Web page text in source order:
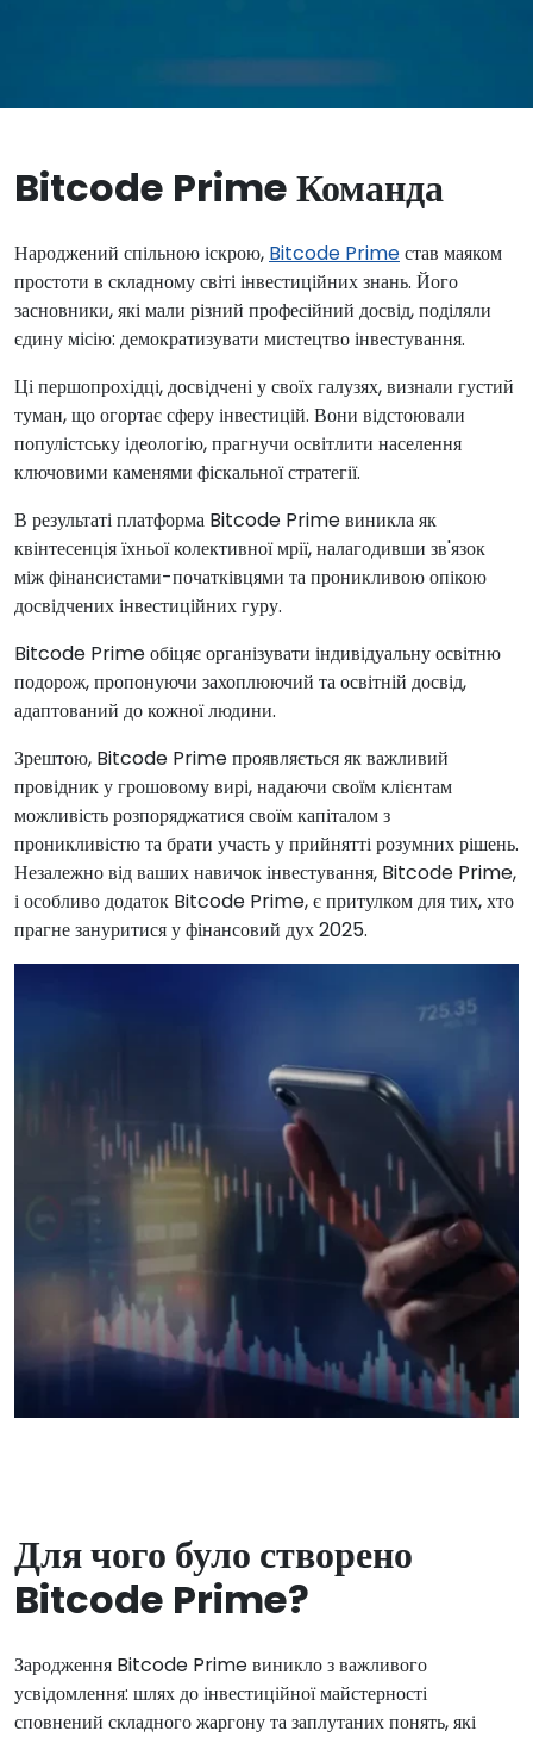
Bitcode Prime Команда
Народжений спільною іскрою, Bitcode Primeстав маяком
простоти в складному світі інвестиційних знань. Його
засновники, які мали різний професійний досвід, поділяли
єдину місію: демократизувати мистецтво інвестування.
Ці першопрохідці, досвідчені у своїх галузях, визнали густий
туман, що огортає сферу інвестицій. Вони відстоювали
популістську ідеологію, прагнучи освітлити населення
ключовими каменями фіскальної стратегії.
В результаті платформа Bitcode Prime виникла як
квінтесенція їхньої колективної мрії, налагодивши зв'язок
між фінансистами-початківцями та проникливою опікою
досвідчених інвестиційних гуру.
Bitcode Prime обіцяє організувати індивідуальну освітню
подорож, пропонуючи захоплюючий та освітній досвід,
адаптований до кожної людини.
Зрештою, Bitcode Prime проявляється як важливий
провідник у грошовому вирі, надаючи своїм клієнтам
можливість розпоряджатися своїм капіталом з
проникливістю та брати участь у прийнятті розумних рішень.
Незалежно від ваших навичок інвестування, Bitcode Prime,
і особливо додаток Bitcode Prime, є притулком для тих, хто
прагне зануритися у фінансовий дух 2025.
Для чого було створено
Bitcode Prime?
Зародження Bitcode Prime виникло з важливого
усвідомлення: шлях до інвестиційної майстерності
сповнений складного жаргону та заплутаних понять, які